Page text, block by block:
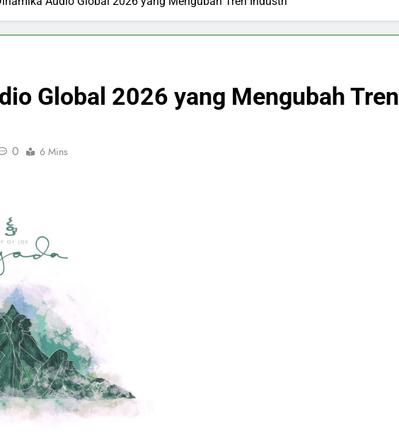
Global 2026 yang Mengubah Tren
0 6 Mins